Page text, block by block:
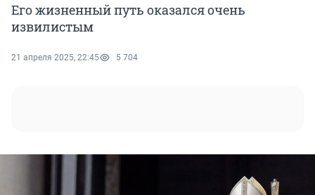
Его жизненный путь оказался очень
извилистым
21 апреля 2025, 22:45 5 704